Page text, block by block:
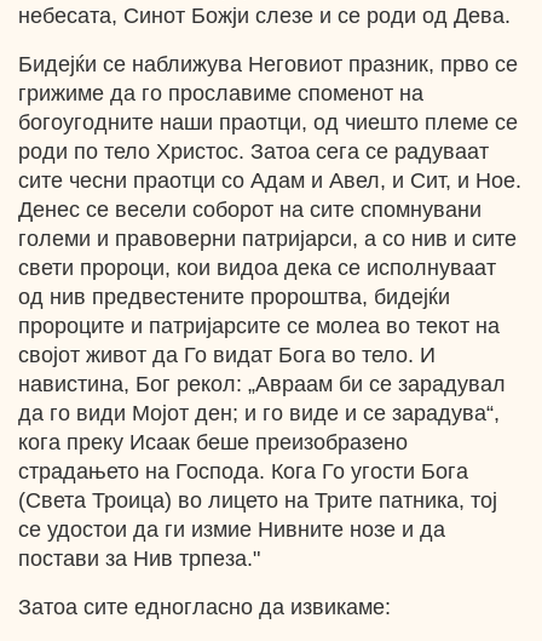
небесата, Синот Божји слезе и се роди од Дева.
Бидејќи се наближува Неговиот празник, прво се
грижиме да го прославиме споменот на
богоугодните наши праотци, од чиешто племе се
роди по тело Христос. Затоа сега се радуваат
сите чесни праотци со Адам и Авел, и Сит, и Ное.
Денес се весели соборот на сите спомнувани
големи и правоверни патријарси, а со нив и сите
свети пророци, кои видоа дека се исполнуваат
од нив предвестените пророштва, бидејќи
пророците и патријарсите се молеа во текот на
својот живот да Го видат Бога во тело. И
навистина, Бог рекол: „Авраам би се зарадувал
да го види Мојот ден; и го виде и се зарадува“,
кога преку Исаак беше преизобразено
страдањето на Господа. Кога Го угости Бога
(Света Троица) во лицето на Трите патника, тој
се удостои да ги измие Нивните нозе и да
постави за Нив трпеза."
Затоа сите едногласно да извикаме: